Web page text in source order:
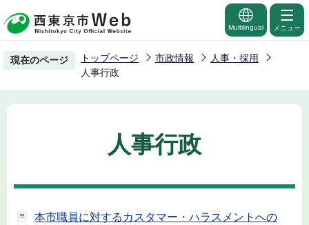
の
ー
Multilingual メニュー
現在のページ トップページ 市政情報
人事・採用
人事行政
人事行政
本市職員に対するカスタマー・ハラスメントへの